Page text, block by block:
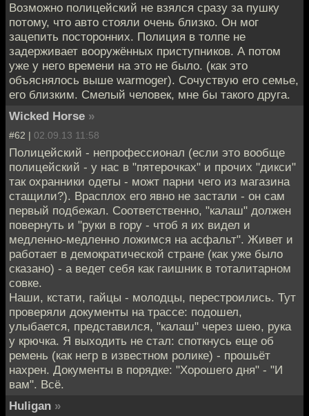
Возможно полицейский не взялся сразу за пушку
потому, что авто стояли очень близко. Он мог
зацепить посторонних. Полиция в толпе не
задерживает вооружённых приступников. А потом
уже у него времени на это не было. (как это
объяснялось выше warmoger). Сочуствую его семье,
его близким. Смелый человек, мне бы такого друга.
Wicked Horse »
#62 | 02.09.13 11:58
Полицейский - непрофессионал (если это вообще
полицейский - у нас в "пятерочках" и прочих "дикси"
так охранники одеты - можт парни чего из магазина
стащили?). Врасплох его явно не застали - он сам
первый подбежал. Соответственно, "калаш" должен
повернуть и "руки в гору - чтоб я их видел и
медленно-медленно ложимся на асфальт". Живет и
работает в демократической стране (как уже было
сказано) - а ведет себя как гаишник в тоталитарном
совке.
Наши, кстати, гайцы - молодцы, перестроились. Тут
проверяли документы на трассе: подошел,
улыбается, представился, "калаш" через шею, рука
у крючка. Я выходить не стал: споткнусь еще об
ремень (как негр в известном ролике) - прошьёт
нахрен. Документы в порядке: "Хорошего дня" - "И
вам". Всё.
Huligan »